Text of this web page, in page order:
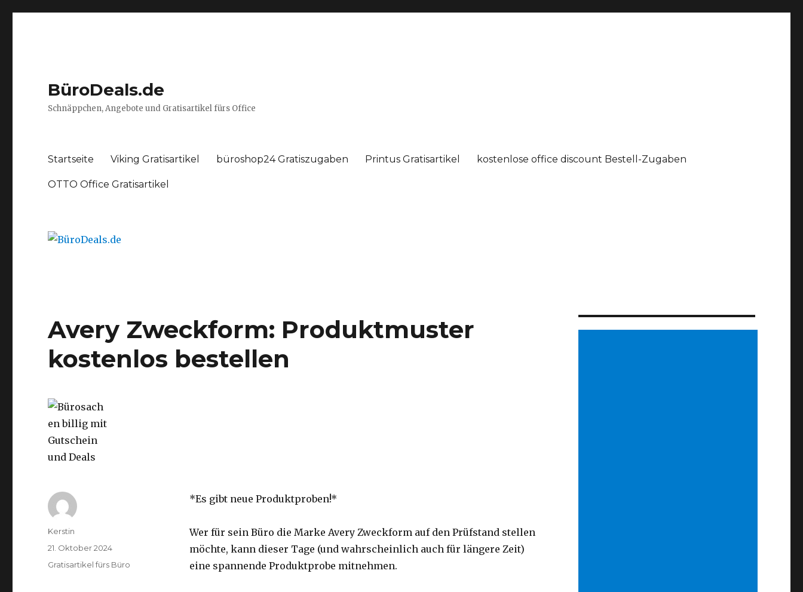
BüroDeals.de
Schnäppchen, Angebote und Gratisartikel fürs Office
Startseite Viking Gratisartikel büroshop24 Gratiszugaben Printus Gratisartikel kostenlose office discount Bestell-Zugaben
OTTO Office Gratisartikel
Avery Zweckform: Produktmuster
kostenlos bestellen
*Es gibt neue Produktproben!*
Wer für sein Büro die Marke Avery Zweckform auf den Prüfstand stellen
möchte, kann dieser Tage (und wahrscheinlich auch für längere Zeit)
eine spannende Produktprobe mitnehmen.
Autor
Kerstin
Veröffentlicht
am
21. Oktober 2024
Kategorien
Gratisartikel fürs Büro